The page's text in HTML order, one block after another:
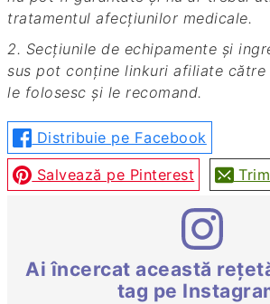
tratamentul afecțiunilor medicale.
2. Secțiunile de echipamente și ingrediente de mai
sus pot conține linkuri afiliate către
le folosesc și le recomand.
Distribuie pe Facebook
Salvează pe Pinterest
Ai încercat această
tag pe